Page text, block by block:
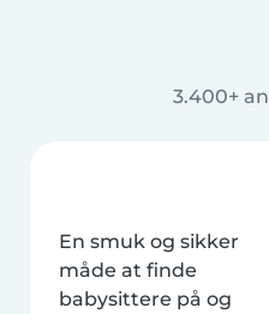
3.400+
En smuk og sikker
måde at finde
babysittere på og